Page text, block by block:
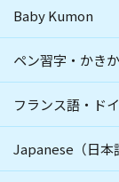
Baby Kumon
ペン習字・かき
フランス語・ド
Japanese（日本